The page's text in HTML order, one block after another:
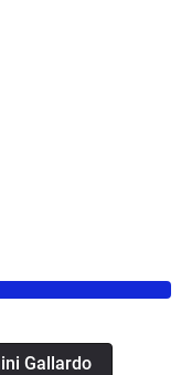
Gallardo